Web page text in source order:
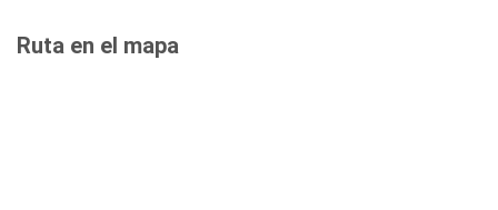
Ruta en el mapa